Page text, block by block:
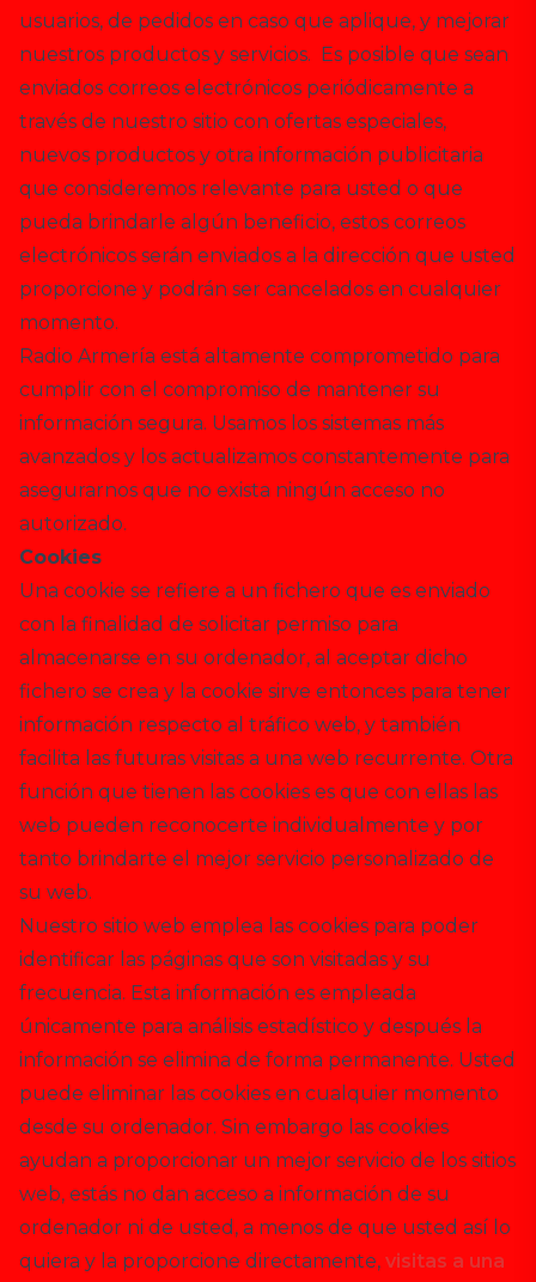
usuarios, de pedidos en caso que aplique, y mejorar
nuestros productos y servicios. Es posible que sean
enviados correos electrónicos periódicamente a
través de nuestro sitio con ofertas especiales,
nuevos productos y otra información publicitaria
que consideremos relevante para usted o que
pueda brindarle algún beneficio, estos correos
electrónicos serán enviados a la dirección que usted
proporcione y podrán ser cancelados en cualquier
momento.
Radio Armería está altamente comprometido para
cumplir con el compromiso de mantener su
información segura. Usamos los sistemas más
avanzados y los actualizamos constantemente para
asegurarnos que no exista ningún acceso no
autorizado.
Cookies
Una cookie se refiere a un fichero que es enviado
con la finalidad de solicitar permiso para
almacenarse en su ordenador, al aceptar dicho
fichero se crea y la cookie sirve entonces para tener
información respecto al tráfico web, y también
facilita las futuras visitas a una web recurrente. Otra
función que tienen las cookies es que con ellas las
web pueden reconocerte individualmente y por
tanto brindarte el mejor servicio personalizado de
su web.
Nuestro sitio web emplea las cookies para poder
identificar las páginas que son visitadas y su
frecuencia. Esta información es empleada
únicamente para análisis estadístico y después la
información se elimina de forma permanente. Usted
puede eliminar las cookies en cualquier momento
desde su ordenador. Sin embargo las cookies
ayudan a proporcionar un mejor servicio de los sitios
web, estás no dan acceso a información de su
ordenador ni de usted, a menos de que usted así lo
quiera y la proporcione directamente, visitas a una